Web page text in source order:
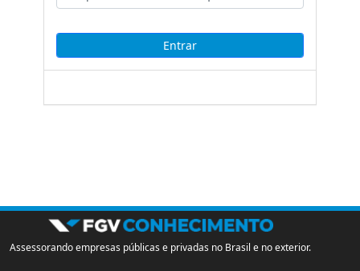
Assessorando empresas públicas e privadas no Brasil e no exterior.